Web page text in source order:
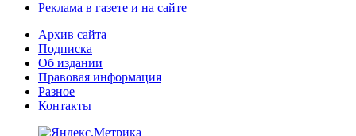
Реклама в газете и на сайте
Архив сайта
Подписка
Об издании
Правовая информация
Разное
Контакты